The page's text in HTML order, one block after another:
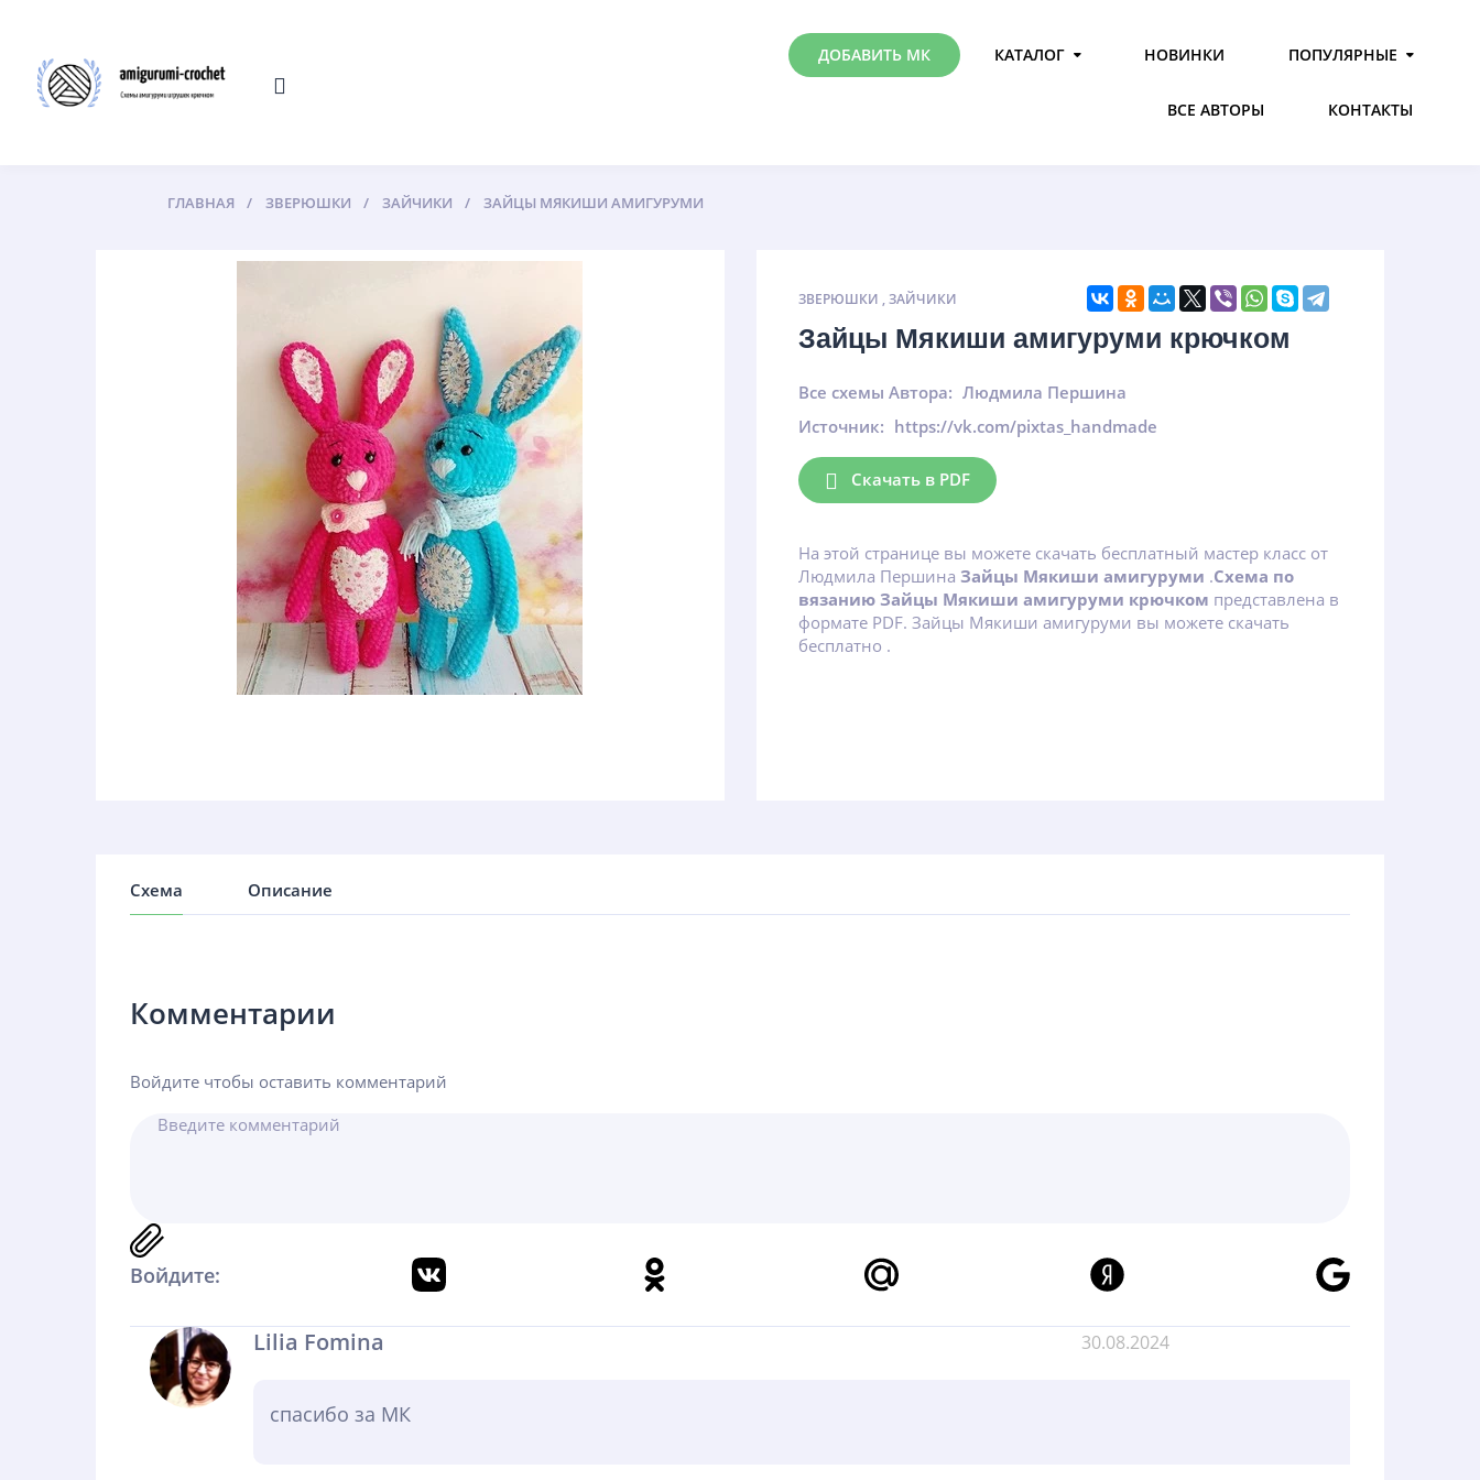
ДОБАВИТЬ МК КАТАЛОГ НОВИНКИ ПОПУЛЯРНЫЕ
ВСЕ АВТОРЫ КОНТАКТЫ
ГЛАВНАЯ ЗВЕРЮШКИ ЗАЙЧИКИ ЗАЙЦЫ МЯКИШИ АМИГУРУМИ
ЗВЕРЮШКИ ,ЗАЙЧИКИ
Зайцы Мякиши амигуруми крючком
Все схемы Автора: Людмила Першина
Источник: https://vk.com/pixtas_handmade
Скачать в PDF
На этой странице вы можете скачать бесплатный мастер класс от
Людмила ПершинаЗайцы Мякиши амигуруми .Схема по
вязанию Зайцы Мякиши амигуруми крючком представлена в
формате PDF. Зайцы Мякиши амигуруми вы можете скачать
бесплатно .
Схема Описание
Комментарии
Войдите чтобы оставить комментарий
Войдите:
Lilia Fomina 30.08.2024
спасибо за МК